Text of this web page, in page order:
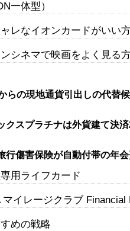
一体型）
レなイオンカードがいい
シネマで映画をよく見る
らの現地通貨引出しの代替
クスプラチナは外貨建て決
行傷害保険が自動付帯の年
用ライフカード
マイレージクラブ
めの戦略